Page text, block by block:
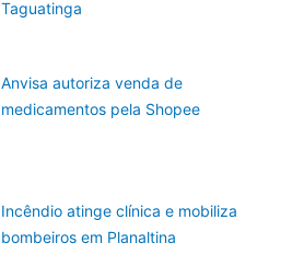
Taguatinga
Anvisa autoriza venda de
medicamentos pela Shopee
Incêndio atinge clínica e mobiliza
bombeiros em Planaltina